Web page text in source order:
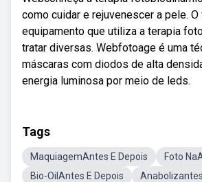
como cuidar e rejuvenescer a pele.
equipamento que utiliza a terapia
tratar diversas. Webfotoage é uma
máscaras com diodos de alta
energia luminosa por meio de leds.
Tags
MaquiagemAntes E Depois
Foto
Bio-OilAntes E Depois